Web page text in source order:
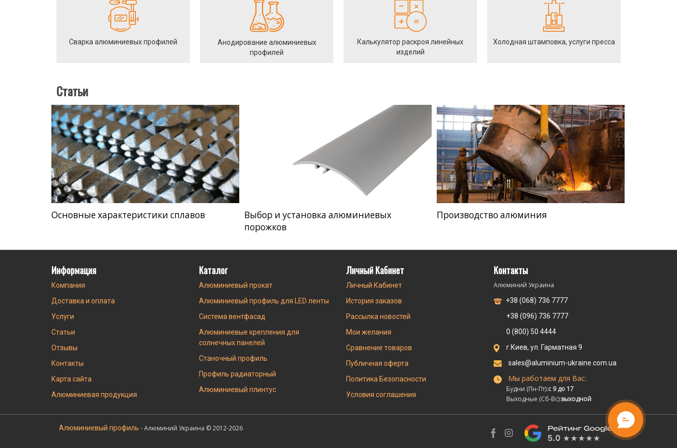
Сварка алюминиевых профилей
Анодирование алюминиевых
профилей
Калькулятор раскроя линейных
изделий
Холодная штамповка, услуги пресса
Статьи
Основные характеристики сплавов
Выбор и установка алюминиевых
порожков
Производство алюминия
Информация
Компания
Доставка и оплата
Услуги
Статьи
Отзывы
Контакты
Карта сайта
Алюминиевая продукция
Каталог
Алюминиевый прокат
Алюминиевый профиль для LED ленты
Система вентфасад
Алюминиевые крепления для
солнечных панелей
Станочный профиль
Профиль радиаторный
Алюминиевый плинтус
Личный Кабинет
Личный Кабинет
История заказов
Рассылка новостей
Мои желания
Сравнение товаров
Публичная оферта
Политика Безопасности
Условия соглашения
Контакты
Алюминий Украина
+38 (068) 736 7777
+38 (096) 736 7777
0 (800) 50 4444
г.Киев, ул. Гарматная 9
sales@aluminium-ukraine.com.ua
Мы работаем для Вас:
Будни (Пн-Пт):с 9 до 17
Выходные (Сб-Вс):выходной
Алюминиевый профиль - Алюминий Украина © 2012-2026